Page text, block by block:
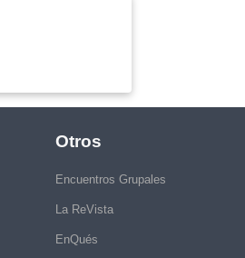
Otros
Encuentros Grupales
La ReVista
EnQués